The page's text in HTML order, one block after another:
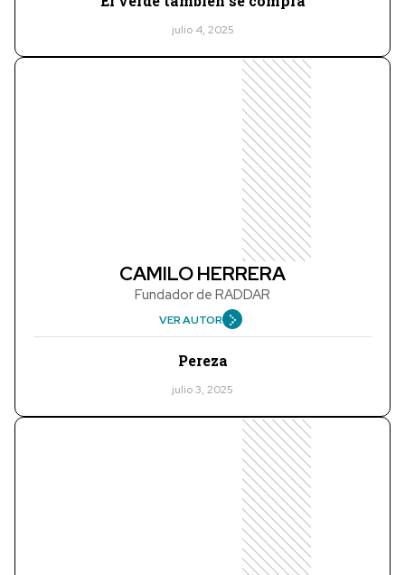
julio 4, 2025
CAMILO HERRERA
Fundador de RADDAR
VER AUTOR
Pereza
julio 3, 2025